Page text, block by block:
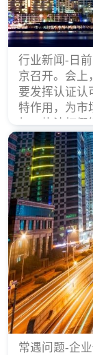
行业新闻-日
京召开。会上
要发挥认证认
特作用，为市
权、执法打假
据。
常遇问题-企